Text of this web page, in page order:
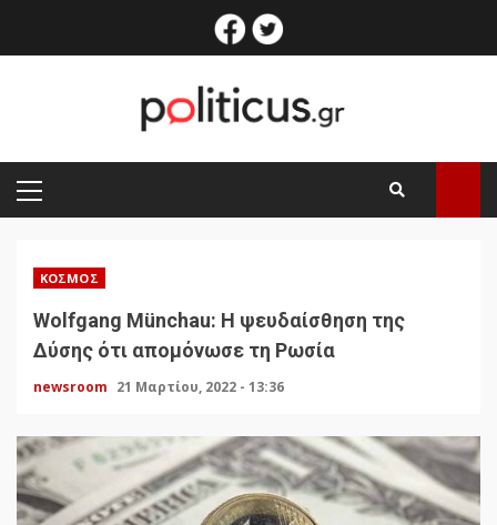
facebook
PRIMARY
MENU
ΚΌΣΜΟΣ
Wolfgang Münchau: Η ψευδαίσθηση της
Δύσης ότι απομόνωσε τη Ρωσία
newsroom 21 Μαρτίου, 2022 - 13:36